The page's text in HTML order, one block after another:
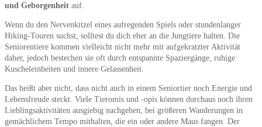
und Geborgenheit auf.
Wenn du den Nervenkitzel eines aufregenden Spiels oder stundenlanger
Hiking-Touren suchst, solltest du dich eher an die Jungtiere halten. Die
Seniorentiere kommen vielleicht nicht mehr mit aufgekratzter Aktivität
daher, jedoch bestechen sie oft durch entspannte Spaziergänge, ruhige
Kuscheleinheiten und innere Gelassenheit.
Das heißt aber nicht, dass nicht auch in einem Seniortier noch Energie und
Lebensfreude steckt. Viele Tieromis und -opis können durchaus noch ihren
Lieblingsaktivitäten ausgiebig nachgehen, bei größeren Wanderungen in
gemächlichem Tempo mithalten, die ein oder andere Maus fangen. Der